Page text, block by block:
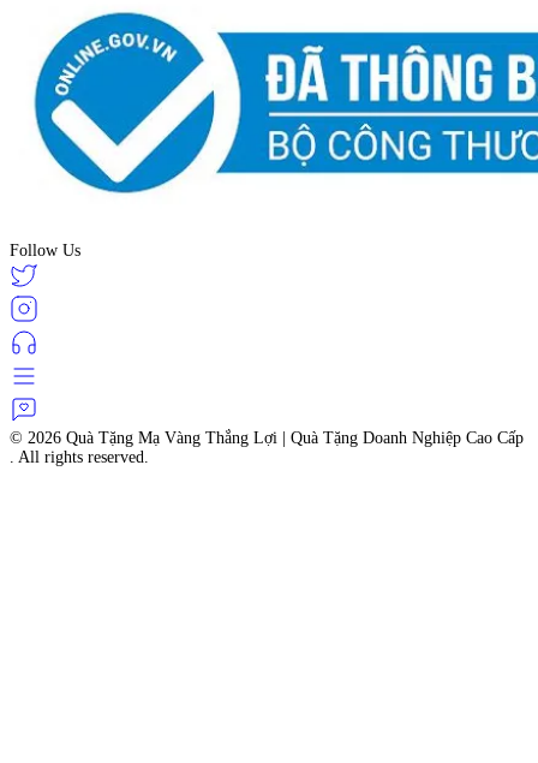
Follow Us
© 2026 Quà Tặng Mạ Vàng Thắng Lợi | Quà Tặng Doanh Nghiệp Cao Cấp
. All rights reserved.